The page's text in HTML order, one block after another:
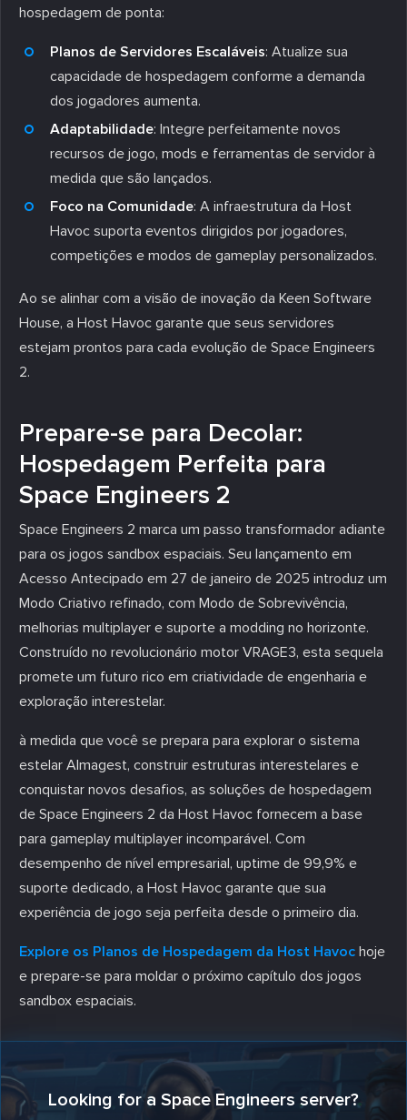
hospedagem de ponta:
Planos de Servidores Escaláveis: Atualize sua
capacidade de hospedagem conforme a demanda
dos jogadores aumenta.
Adaptabilidade: Integre perfeitamente novos
recursos de jogo, mods e ferramentas de servidor à
medida que são lançados.
Foco na Comunidade: A infraestrutura da Host
Havoc suporta eventos dirigidos por jogadores,
competições e modos de gameplay personalizados.
Ao se alinhar com a visão de inovação da Keen Software
House, a Host Havoc garante que seus servidores
estejam prontos para cada evolução de Space Engineers
2.
Prepare-se para Decolar:
Hospedagem Perfeita para
Space Engineers 2
Space Engineers 2 marca um passo transformador adiante
para os jogos sandbox espaciais. Seu lançamento em
Acesso Antecipado em 27 de janeiro de 2025 introduz um
Modo Criativo refinado, com Modo de Sobrevivência,
melhorias multiplayer e suporte a modding no horizonte.
Construído no revolucionário motor VRAGE3, esta sequela
promete um futuro rico em criatividade de engenharia e
exploração interestelar.
à medida que você se prepara para explorar o sistema
estelar Almagest, construir estruturas interestelares e
conquistar novos desafios, as soluções de hospedagem
de Space Engineers 2 da Host Havoc fornecem a base
para gameplay multiplayer incomparável. Com
desempenho de nível empresarial, uptime de 99,9% e
suporte dedicado, a Host Havoc garante que sua
experiência de jogo seja perfeita desde o primeiro dia.
Explore os Planos de Hospedagem da Host Havoc hoje
e prepare-se para moldar o próximo capítulo dos jogos
sandbox espaciais.
Looking for a Space Engineers server?